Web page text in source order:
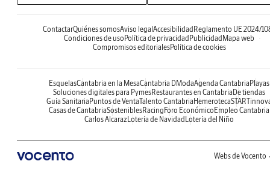
ContactarQuiénes somosAviso legal Accesibilidad Reglamento UE 2024/
Condiciones de uso Política de privacidad Publicidad Mapa web
Compromisos editorialesPolítica de cookies
EsquelasCantabria en la MesaCantabria DModaAgenda Cantabria Playas
Soluciones digitales para PymesRestaurantes en Cantabria De tiendas
Guía Sanitaria Puntos de VentaTalento Cantabria Hemeroteca
Casas de CantabriaSosteniblesRacing Foro Económico Empleo Cantabria
Carlos AlcarazLotería de Navidad Lotería del Niño
Webs de Vocento